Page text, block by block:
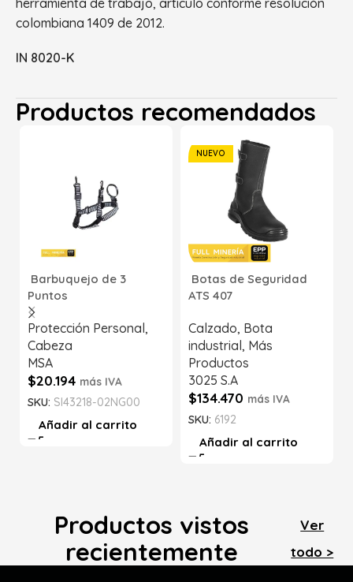
colombiana 1409 de 2012.
IN 8020-K
Productos recomendados
Barbuquejo de 3
Puntos
Protección Personal,
Cabeza
MSA
$20.194 más IVA
SKU: SI43218-02NG00
Añadir al carrito
NUEVO
Botas de Seguridad
ATS 407
Calzado, Bota
industrial, Más
Productos
3025 S.A
$134.470 más IVA
SKU: 6192
Añadir al carrito
Productos vistos
recientemente
Ver
todo >